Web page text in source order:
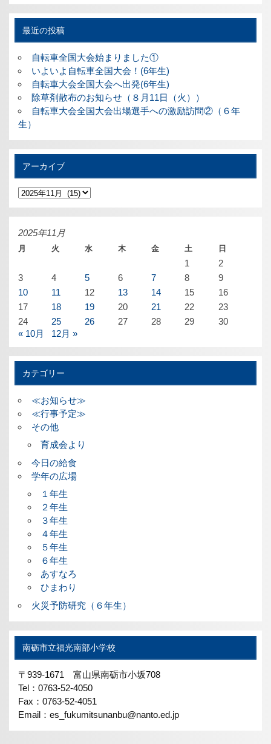
最近の投稿
自転車全国大会始まりました①
いよいよ自転車全国大会！(6年生)
自転車大会全国大会へ出発(6年生)
除草剤散布のお知らせ（８月11日（火））
自転車大会全国大会出場選手への激励訪問②（６年
生）
アーカイブ
ア
ー
カ
イ
ブ
2025年11月
月 火 水 木 金 土 日
1
2
3
4 5 6 7 8
9
10
11 12 13 14 15
16
17
18 19 20 21 22
23
24
25 26 27 28 29
30
« 10月
12月 »
カテゴリー
≪お知らせ≫
≪行事予定≫
その他
育成会より
今日の給食
学年の広場
１年生
２年生
３年生
４年生
５年生
６年生
あすなろ
ひまわり
火災予防研究（６年生）
南砺市立福光南部小学校
〒939-1671 富山県南砺市小坂708
Tel：0763-52-4050
Fax：0763-52-4051
Email：es_fukumitsunanbu@nanto.ed.jp